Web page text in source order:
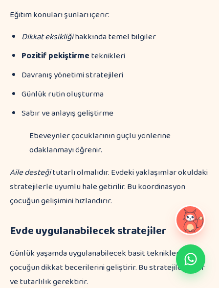
Eğitim konuları şunları içerir:
Dikkat eksikliğihakkında temel bilgiler
Pozitif pekiştirmeteknikleri
Davranış yönetimi stratejileri
Günlük rutin oluşturma
Sabır ve anlayış geliştirme
Ebeveynler çocuklarının güçlü yönlerine
odaklanmayı öğrenir.
Aile desteğitutarlı olmalıdır. Evdeki yaklaşımlar okuldaki
stratejilerle uyumlu hale getirilir. Bu koordinasyon
çocuğun gelişimini hızlandırır.
Evde uygulanabilecek stratejiler
Günlük yaşamda uygulanabilecek basit teknikler
çocuğun dikkat becerilerini geliştirir. Bu stratejiler sabır
ve tutarlılık gerektirir.